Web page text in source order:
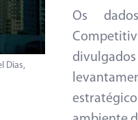
Dias,
Os